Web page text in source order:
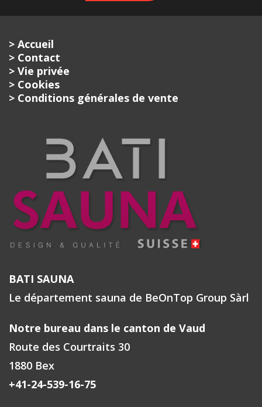
> Accueil
> Contact
> Vie privée
> Cookies
> Conditions générales de vente
BATI SAUNA
Le département sauna de BeOnTop Group Sàrl
Notre bureau dans le canton de Vaud
Route des Courtraits 30
1880 Bex
+41-24-539-16-75